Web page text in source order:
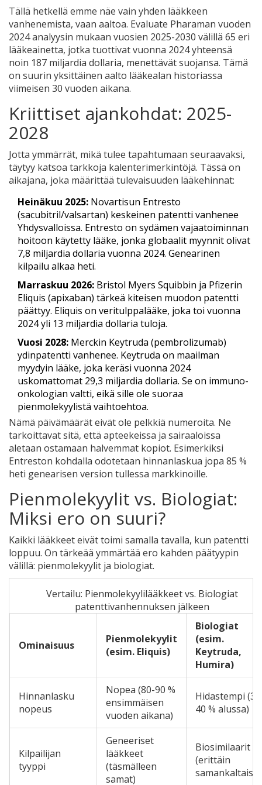
Tällä hetkellä emme näe vain yhden lääkkeen
vanhenemista, vaan aaltoa. Evaluate Pharaman vuoden
2024 analyysin mukaan vuosien 2025-2030 välillä 65 eri
lääkeainetta, jotka tuottivat vuonna 2024 yhteensä
noin 187 miljardia dollaria, menettävät suojansa. Tämä
on suurin yksittäinen aalto lääkealan historiassa
viimeisen 30 vuoden aikana.
Kriittiset ajankohdat: 2025-
2028
Jotta ymmärrät, mikä tulee tapahtumaan seuraavaksi,
täytyy katsoa tarkkoja kalenterimerkintöjä. Tässä on
aikajana, joka määrittää tulevaisuuden lääkehinnat:
Heinäkuu 2025: Novartisun Entresto
(sacubitril/valsartan) keskeinen patentti vanhenee
Yhdysvalloissa. Entresto on sydämen vajaatoiminnan
hoitoon käytetty lääke, jonka globaalit myynnit olivat
7,8 miljardia dollaria vuonna 2024. Genearinen
kilpailu alkaa heti.
Marraskuu 2026: Bristol Myers Squibbin ja Pfizerin
Eliquis (apixaban) tärkeä kiteisen muodon patentti
päättyy. Eliquis on veritulppalääke, joka toi vuonna
2024 yli 13 miljardia dollaria tuloja.
Vuosi 2028: Merckin Keytruda (pembrolizumab)
ydinpatentti vanhenee. Keytruda on maailman
myydyin lääke, joka keräsi vuonna 2024
uskomattomat 29,3 miljardia dollaria. Se on immuno-
onkologian valtti, eikä sille ole suoraa
pienmolekyylistä vaihtoehtoa.
Nämä päivämäärät eivät ole pelkkiä numeroita. Ne
tarkoittavat sitä, että apteekeissa ja sairaaloissa
aletaan ostamaan halvemmat kopiot. Esimerkiksi
Entreston kohdalla odotetaan hinnanlaskua jopa 85 %
heti genearisen version tullessa markkinoille.
Pienmolekyylit vs. Biologiat:
Miksi ero on suuri?
Kaikki lääkkeet eivät toimi samalla tavalla, kun patentti
loppuu. On tärkeää ymmärtää ero kahden päätyypin
välillä: pienmolekyylit ja biologiat.
Vertailu: Pienmolekyylilääkkeet vs. Biologiat
patenttivanhennuksen jälkeen
Ominaisuus
Pienmolekyylit
(esim. Eliquis)
Biologiat
(esim.
Keytruda,
Humira)
Hinnanlasku
nopeus
Nopea (80-90 %
ensimmäisen
vuoden aikana)
Hidastempi
40 % alussa)
Kilpailijan
tyyppi
Geneeriset
lääkkeet
(täsmälleen
samat)
Biosimilaarit
(erittäin